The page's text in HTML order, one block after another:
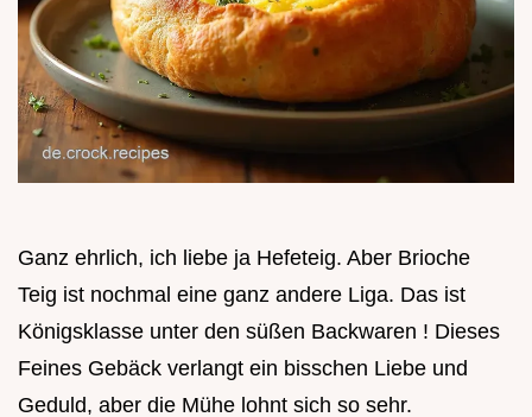
Ganz ehrlich, ich liebe ja Hefeteig. Aber Brioche
Teig ist nochmal eine ganz andere Liga. Das ist
Königsklasse unter den süßen Backwaren ! Dieses
Feines Gebäck verlangt ein bisschen Liebe und
Geduld, aber die Mühe lohnt sich so sehr.